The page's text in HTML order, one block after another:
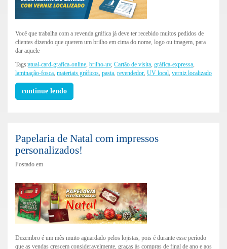
Você que trabalha com a revenda gráfica já deve ter recebido muitos pedidos de
clientes dizendo que querem um brilho em cima do nome, logo ou imagem, para
dar aquele
Tags:atual-card-grafica-online brilho-uv, Cartão de visita gráfica-expressa
laminação-fosca materiais gráficos pasta revendedor UV local verniz localizado
continue lendo
Papelaria de Natal com impressos
personalizados!
Postado em
Dezembro é um mês muito aguardado pelos lojistas, pois é durante esse período
que as vendas crescem consideravelmente, graças às compras de final de ano e aos